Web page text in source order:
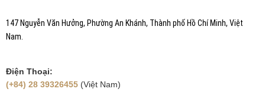
147 Nguyễn Văn Hưởng, Phường An Khánh, Thành phố Hồ Chí Minh, Việt
Nam.
Điện Thoại:
(+84) 28 39326455 (Việt Nam)